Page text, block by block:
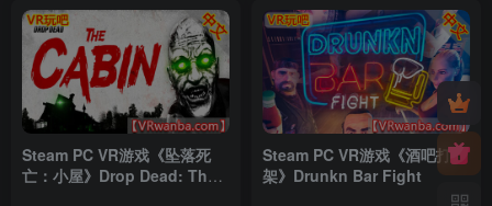
Steam PC VR游戏《坠落死
亡：小屋》Drop Dead: The
Steam PC VR游戏《酒吧打
架》Drunkn Bar Fight